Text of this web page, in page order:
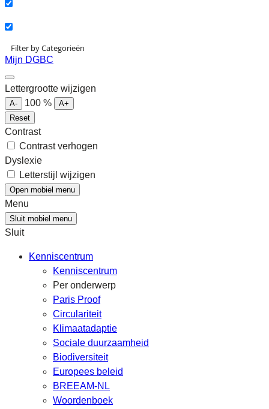
Filter by Categorieën
Mijn DGBC
Lettergrootte wijzigen
A- 100 %
A+
Reset
Contrast
Contrast verhogen
Dyslexie
Letterstijl wijzigen
Open mobiel menu
Menu
Sluit mobiel menu
Sluit
Kenniscentrum
Kenniscentrum
Per onderwerp
Paris Proof
Circulariteit
Klimaatadaptie
Sociale duurzaamheid
Biodiversiteit
Europees beleid
BREEAM-NL
Woordenboek